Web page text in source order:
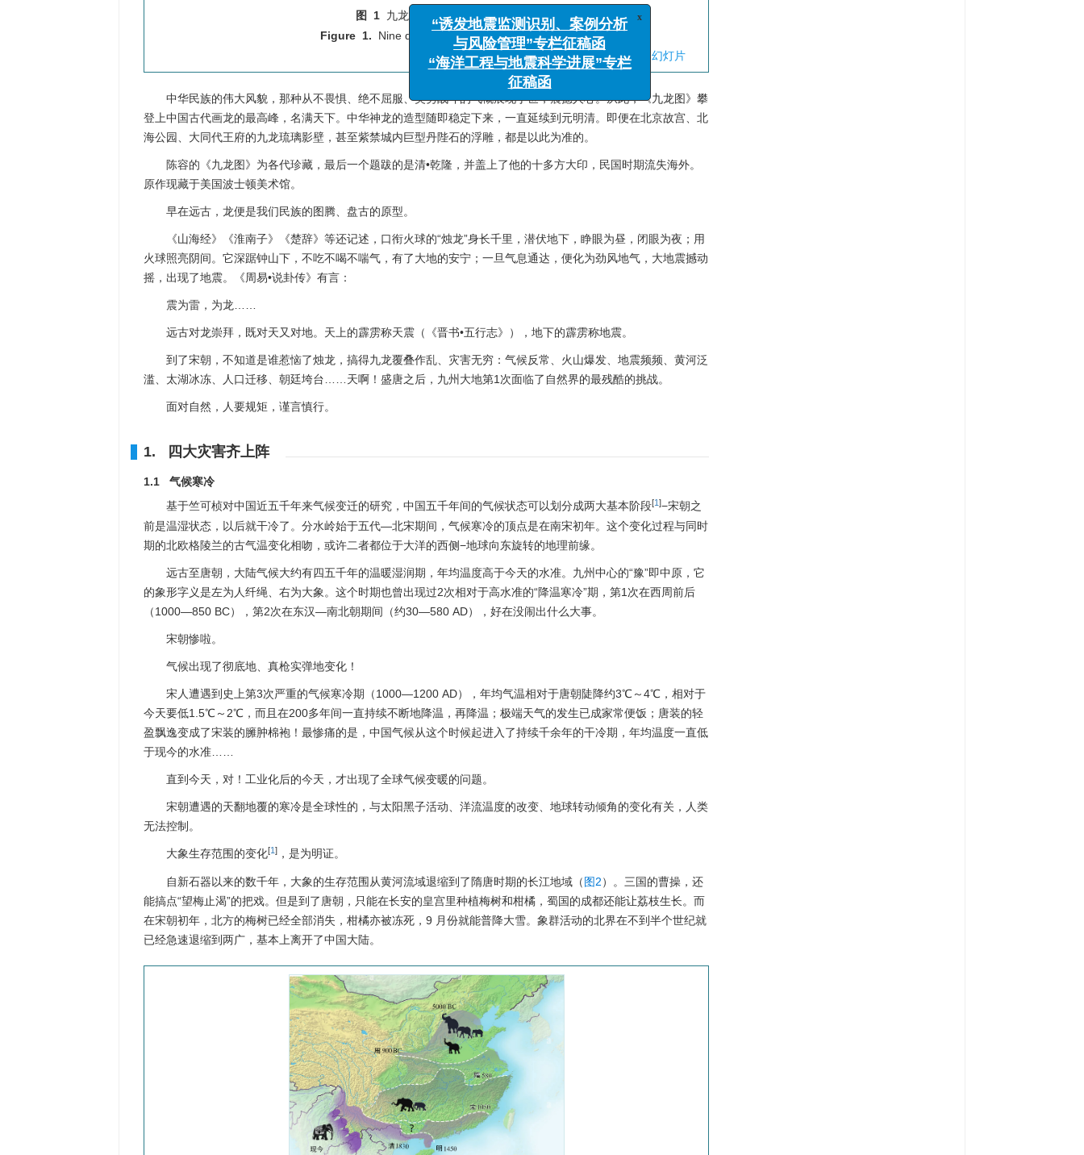
图 1 九龙图（陈容，1244年）
Figure 1.
Nine dragons (Chen Rong, 1244)
下载:全尺寸图片 幻灯片
中华民族的伟大风貌，那种从不畏惧、绝不屈服、英勇战斗的气概展现于世，震撼人心。从此，《九龙图》攀
登上中国古代画龙的最高峰，名满天下。中华神龙的造型随即稳定下来，一直延续到元明清。即便在北京故宫、北
海公园、大同代王府的九龙琉璃影壁，甚至紫禁城内巨型丹陛石的浮雕，都是以此为准的。
陈容的《九龙图》为各代珍藏，最后一个题跋的是清•乾隆，并盖上了他的十多方大印，民国时期流失海外。
原作现藏于美国波士顿美术馆。
早在远古，龙便是我们民族的图腾、盘古的原型。
《山海经》《淮南子》《楚辞》等还记述，口衔火球的“烛龙”身长千里，潜伏地下，睁眼为昼，闭眼为夜；用
火球照亮阴间。它深踞钟山下，不吃不喝不喘气，有了大地的安宁；一旦气息通达，便化为劲风地气，大地震撼动
摇，出现了地震。《周易•说卦传》有言：
震为雷，为龙……
远古对龙崇拜，既对天又对地。天上的霹雳称天震（《晋书•五行志》），地下的霹雳称地震。
到了宋朝，不知道是谁惹恼了烛龙，搞得九龙覆叠作乱、灾害无穷：气候反常、火山爆发、地震频频、黄河泛
滥、太湖冰冻、人口迁移、朝廷垮台……天啊！盛唐之后，九州大地第1次面临了自然界的最残酷的挑战。
面对自然，人要规矩，谨言慎行。
1. 四大灾害齐上阵
1.1 气候寒冷
基于竺可桢对中国近五千年来气候变迁的研究，中国五千年间的气候状态可以划分成两大基本阶段[1]−宋朝之
前是温湿状态，以后就干冷了。分水岭始于五代—北宋期间，气候寒冷的顶点是在南宋初年。这个变化过程与同时
期的北欧格陵兰的古气温变化相吻，或许二者都位于大洋的西侧−地球向东旋转的地理前缘。
远古至唐朝，大陆气候大约有四五千年的温暖湿润期，年均温度高于今天的水准。九州中心的“豫”即中原，它
的象形字义是左为人纤绳、右为大象。这个时期也曾出现过2次相对于高水准的“降温寒冷”期，第1次在西周前后
（1000—850 BC），第2次在东汉—南北朝期间（约30—580 AD），好在没闹出什么大事。
宋朝惨啦。
气候出现了彻底地、真枪实弹地变化！
宋人遭遇到史上第3次严重的气候寒冷期（1000—1200 AD），年均气温相对于唐朝陡降约3℃～4℃，相对于
今天要低1.5℃～2℃，而且在200多年间一直持续不断地降温，再降温；极端天气的发生已成家常便饭；唐装的轻
盈飘逸变成了宋装的臃肿棉袍！最惨痛的是，中国气候从这个时候起进入了持续千余年的干冷期，年均温度一直低
于现今的水准……
直到今天，对！工业化后的今天，才出现了全球气候变暖的问题。
宋朝遭遇的天翻地覆的寒冷是全球性的，与太阳黑子活动、洋流温度的改变、地球转动倾角的变化有关，人类
无法控制。
大象生存范围的变化[1] ，是为明证。
自新石器以来的数千年，大象的生存范围从黄河流域退缩到了隋唐时期的长江地域（图2）。三国的曹操，还
能搞点“望梅止渴”的把戏。但是到了唐朝，只能在长安的皇宫里种植梅树和柑橘，蜀国的成都还能让荔枝生长。而
在宋朝初年，北方的梅树已经全部消失，柑橘亦被冻死，9 月份就能普降大雪。象群活动的北界在不到半个世纪就
已经急速退缩到两广，基本上离开了中国大陆。
“诱发地震监测识别、案例分析
与风险管理”专栏征稿函
“海洋工程与地震科学进展”专栏
征稿函